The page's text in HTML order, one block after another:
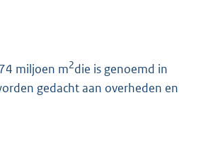
miljoen m2die is genoemd in
gedacht aan overheden en